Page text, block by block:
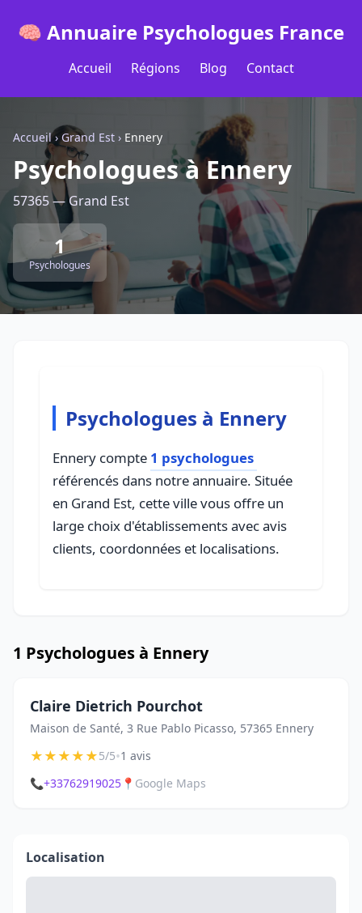
🧠 Annuaire Psychologues France
Accueil Régions Blog Contact
Accueil› Grand Est › Ennery
Psychologues à Ennery
57365 — Grand Est
1
Psychologues
Psychologues à Ennery
Ennery compte 1 psychologues
référencés dans notre annuaire. Située
en Grand Est, cette ville vous offre un
large choix d'établissements avec avis
clients, coordonnées et localisations.
1 Psychologues à Ennery
Claire Dietrich Pourchot
Maison de Santé, 3 Rue Pablo Picasso, 57365 Ennery
★★★★★5/5•1 avis
📞+33762919025 📍 Google Maps
Localisation